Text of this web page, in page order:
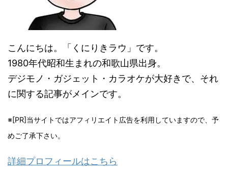
こんにちは。「くにりきラウ」です。
1980年代昭和生まれの和歌山県出身。
デジモノ・ガジェット・カラオケが大好きで、それ
に関する記事がメインです。
※[PR]当サイトではアフィリエイト広告を利用していますので、予
めご了承下さい。
詳細プロフィールはこちら